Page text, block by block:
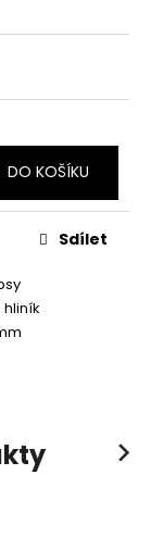
DO KOŠÍKU
Sdílet
Next